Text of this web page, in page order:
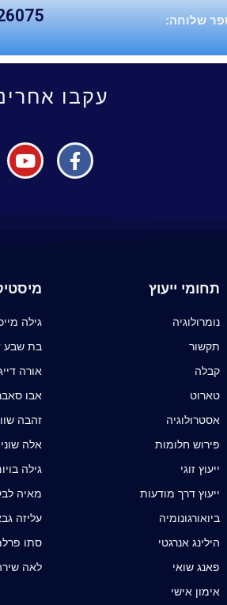
שלוחה:
עקבו
תחומי ייעוץ
נומרולוגיה
תקשור
קבלה
טארוט
אסטרולוגיה
פירוש חלומות
ייעוץ זוגי
ייעוץ דרך מודעות
ביואורגונומיה
הילינג אנרגטי
פאנג שואי
אימון אישי
גילה
בת שבע
אורה
אבו
זהבה
אלה
גילה
מאיה
עליזה
סתו
לאה